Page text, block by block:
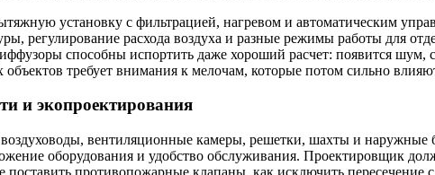
установку с фильтрацией, нагревом и автоматическим
регулирование расхода воздуха и разные режимы работы для
способны испортить даже хороший расчет: появится шум,
требует внимания к мелочам, которые потом сильно
и экопроектирования
вентиляционные камеры, решетки, шахты и наружные
оборудования и удобство обслуживания. Проектировщик
противопожарные клапаны, как исключить